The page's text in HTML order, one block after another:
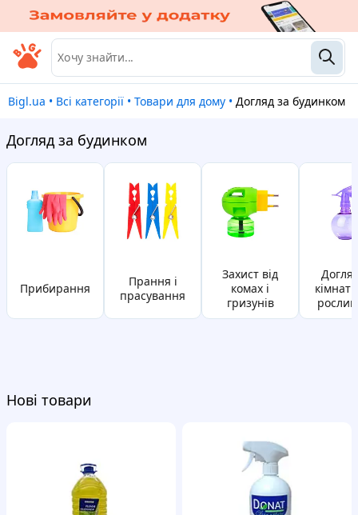
Bigl.ua • Всі категорії • Товари для дому • Догляд за будинком
Догляд за будинком
прибирання
прання і
прасування
захист від
комах і
гризунів
догляд за
Нові товари